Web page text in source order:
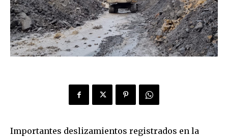
Importantes deslizamientos registrados en la